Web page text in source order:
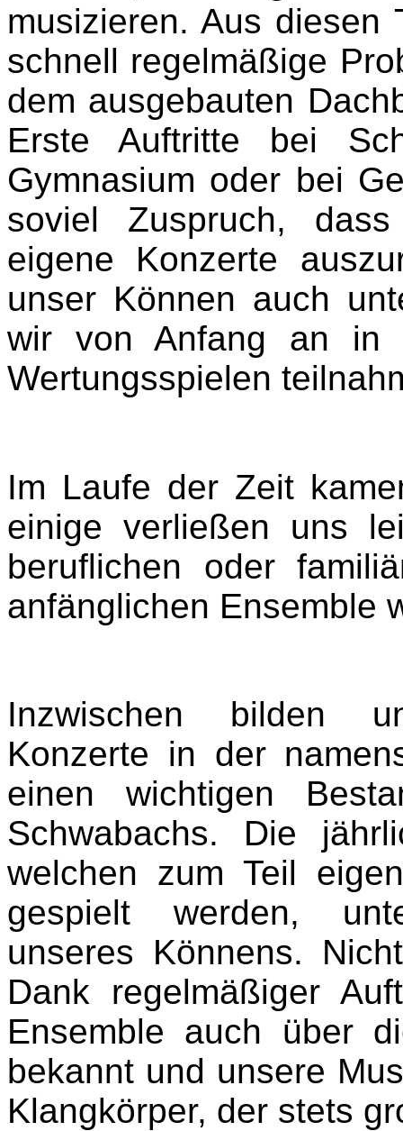
musizieren. Aus diesen
schnell regelmäßige
dem ausgebauten
Erste Auftritte bei
Gymnasium oder bei
soviel Zuspruch,
eigene Konzerte
unser Können auch
wir von Anfang an in
Wertungsspielen
Im Laufe der Zeit
einige verließen uns
beruflichen oder
anfänglichen Ensemble
Inzwischen bilden
Konzerte in der
einen wichtigen
Schwabachs. Die
welchen zum Teil
gespielt werden,
unseres Könnens.
Dank regelmäßiger
Ensemble auch über
bekannt und unsere
Klangkörper, der stets